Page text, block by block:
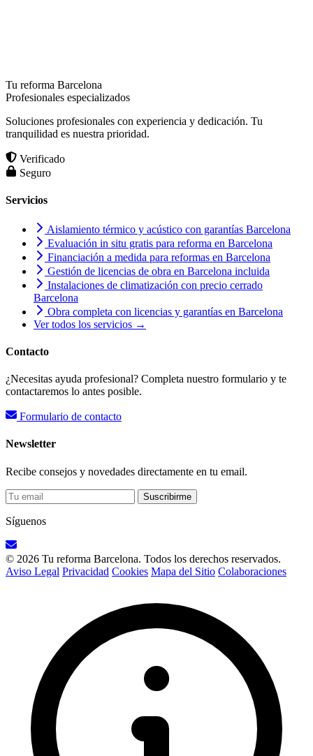
Tu reforma Barcelona
Profesionales especializados
Soluciones profesionales con experiencia y dedicación. Tu
tranquilidad es nuestra prioridad.
Verificado
Seguro
Servicios
Aislamiento térmico y acústico con garantías Barcelona
Evaluación in situ gratis para reforma en Barcelona
Financiación a medida para reformas en Barcelona
Gestión de licencias de obra en Barcelona incluida
Instalaciones de climatización con precio cerrado
Barcelona
Obra completa con licencias y garantías en Barcelona
Ver todos los servicios →
Contacto
¿Necesitas ayuda profesional? Completa nuestro formulario y te
contactaremos lo antes posible.
Formulario de contacto
Newsletter
Recibe consejos y novedades directamente en tu email.
Suscribirme
Síguenos
© 2026 Tu reforma Barcelona. Todos los derechos reservados.
Aviso Legal Privacidad Cookies Mapa del Sitio Colaboraciones